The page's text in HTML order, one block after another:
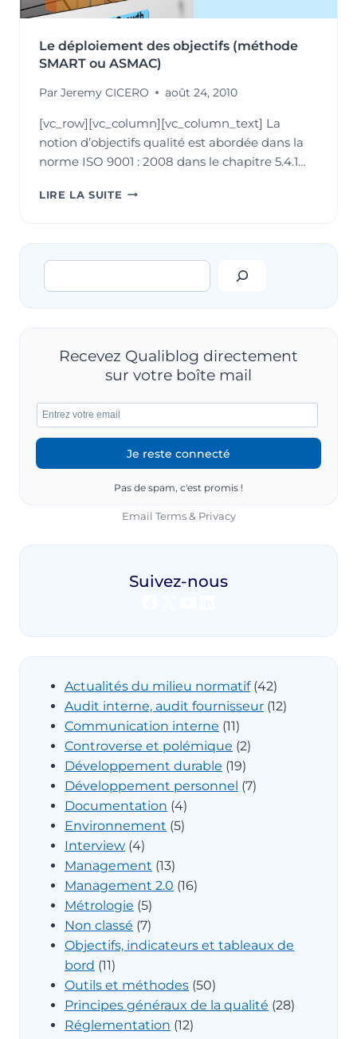
Le déploiement des objectifs (méthode
SMART ou ASMAC)
Par Jeremy CICERO août 24, 2010
[vc_row][vc_column][vc_column_text] La
notion d’objectifs qualité est abordée dans la
norme ISO 9001 : 2008 dans le chapitre 5.4.1…
LIRE LA SUITE LE
Rechercher
Recevez Qualiblog directement
sur votre boîte mail
Pas de spam, c'est promis !
Email Terms& Privacy
Suivez-nous
Actualités du milieu normatif(42)
Audit interne, audit fournisseur (12)
Communication interne (11)
Controverse et polémique (2)
Développement durable (19)
Développement personnel (7)
Documentation (4)
Environnement (5)
Interview (4)
Management (13)
Management 2.0 (16)
Métrologie (5)
Non classé (7)
Objectifs, indicateurs et tableaux de
bord (11)
Outils et méthodes (50)
Principes généraux de la qualité (28)
Réglementation (12)